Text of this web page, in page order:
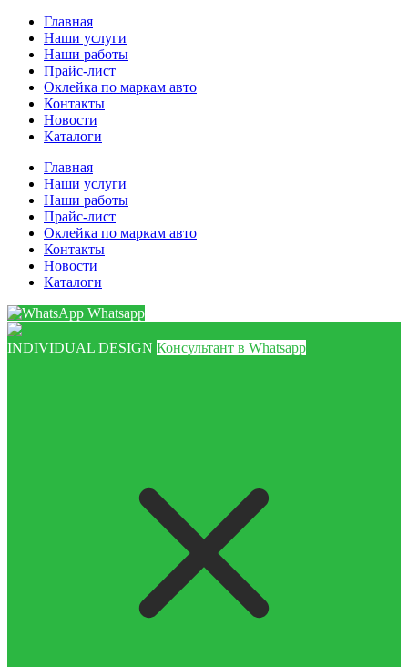
Главная
Наши услуги
Наши работы
Прайс-лист
Оклейка по маркам авто
Контакты
Новости
Каталоги
Главная
Наши услуги
Наши работы
Прайс-лист
Оклейка по маркам авто
Контакты
Новости
Каталоги
Whatsapp
INDIVIDUAL DESIGN Консультант в Whatsapp